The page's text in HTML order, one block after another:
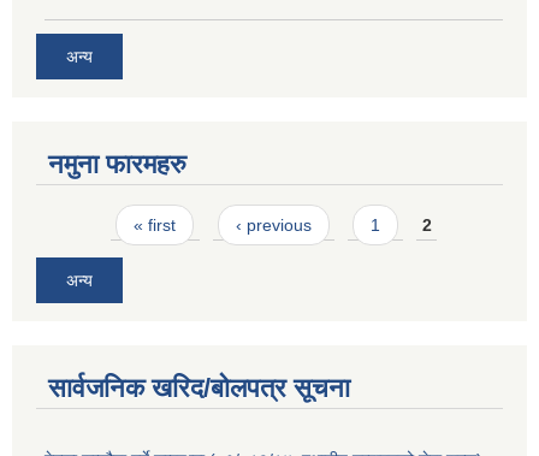
अन्य
नमुना फारमहरु
Pages« first ‹ previous 1 2
अन्य
सार्वजनिक खरिद/बोलपत्र सूचना